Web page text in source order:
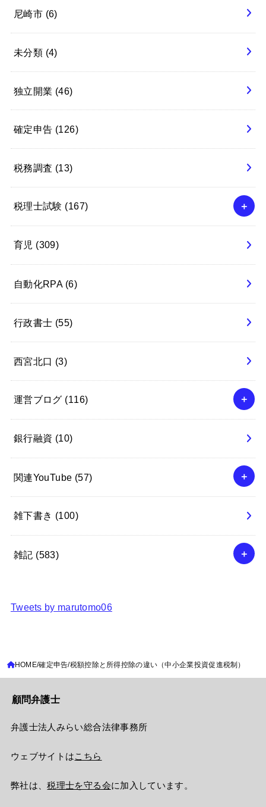
尼崎市 (6)
未分類 (4)
独立開業 (46)
確定申告 (126)
税務調査 (13)
税理士試験 (167)
育児 (309)
自動化RPA (6)
行政書士 (55)
西宮北口 (3)
運営ブログ (116)
銀行融資 (10)
関連YouTube (57)
雑下書き (100)
雑記 (583)
Tweets by marutomo06
HOME 確定申告 税額控除と所得控除の違い（中小企業投資促進税制）
顧問弁護士
弁護士法人みらい総合法律事務所
ウェブサイトはこちら
弊社は、税理士を守る会に加入しています。